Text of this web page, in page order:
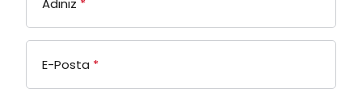
Adınız *
E-Posta *